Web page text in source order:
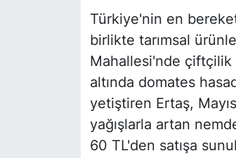
Türkiye'nin en
birlikte tarımsal
Mahallesi'nde çiftçilik
altında domates
yetiştiren Ertaş,
yağışlarla artan
60 TL'den satışa